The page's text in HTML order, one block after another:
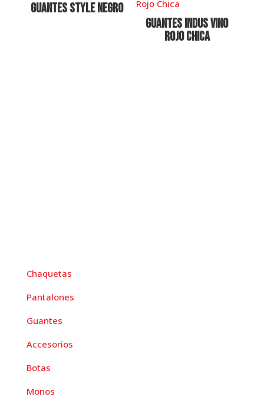
Guantes Style Negro
Guantes Indus Vino
Rojo Chica
Chaquetas
Pantalones
Guantes
Accesorios
Botas
Monos